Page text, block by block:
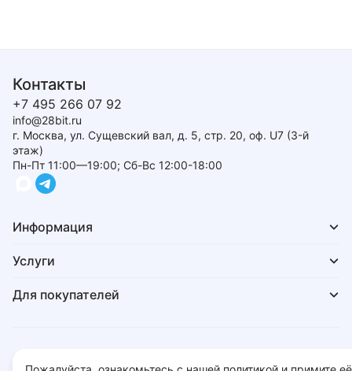
Контакты
+7 495 266 07 92
info@28bit.ru
г. Москва, ул. Сущевский вал, д. 5, стр. 20, оф. U7 (3-й
этаж)
Пн-Пт 11:00—19:00; Сб-Вс 12:00-18:00
Информация
Услуги
Для покупателей